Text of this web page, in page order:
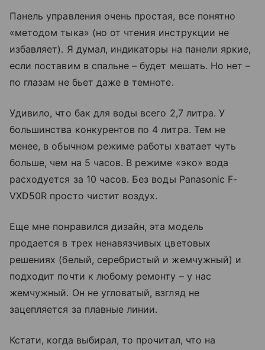
Панель управления очень простая, все понятно
«методом тыка» (но от чтения инструкции не
избавляет). Я думал, индикаторы на панели яркие,
если поставим в спальне – будет мешать. Но нет –
по глазам не бьет даже в темноте.
Удивило, что бак для воды всего 2,7 литра. У
большинства конкурентов по 4 литра. Тем не
менее, в обычном режиме работы хватает чуть
больше, чем на 5 часов. В режиме «эко» вода
расходуется за 10 часов. Без воды Panasonic F-
VXD50R просто чистит воздух.
Еще мне понравился дизайн, эта модель
продается в трех ненавязчивых цветовых
решениях (белый, серебристый и жемчужный) и
подходит почти к любому ремонту – у нас
жемчужный. Он не угловатый, взгляд не
зацепляется за плавные линии.
Кстати, когда выбирал, то прочитал, что на